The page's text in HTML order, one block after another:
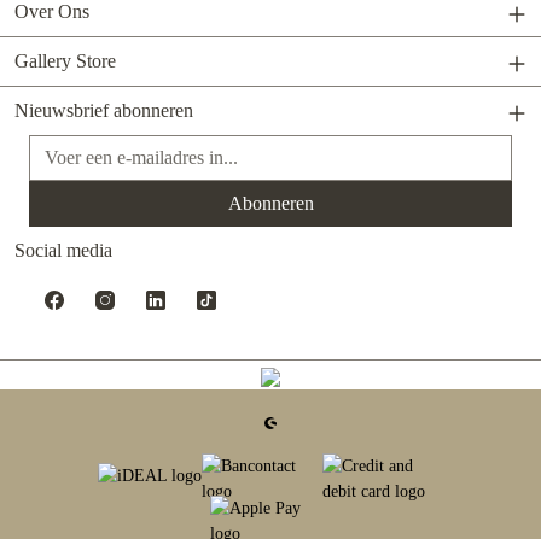
Over Ons
Gallery Store
Nieuwsbrief abonneren
E-mailadres*
Abonneren
Social media